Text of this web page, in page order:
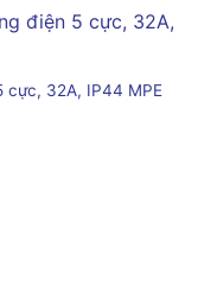
cực, 32A, IP44 MPE